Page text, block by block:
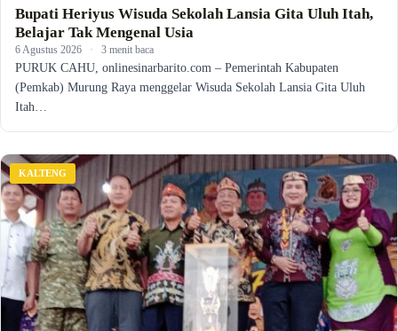
Bupati Heriyus Wisuda Sekolah Lansia Gita Uluh Itah,
Belajar Tak Mengenal Usia
6 Agustus 2026 · 3 menit baca
PURUK CAHU, onlinesinarbarito.com – Pemerintah Kabupaten
(Pemkab) Murung Raya menggelar Wisuda Sekolah Lansia Gita Uluh
Itah…
KALTENG